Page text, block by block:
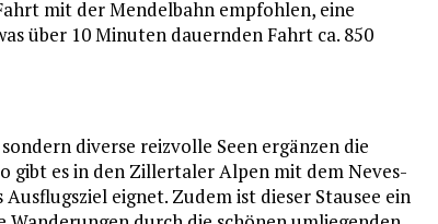
mit der Mendelbahn empfohlen, eine
über 10 Minuten dauernden Fahrt ca. 850
diverse reizvolle Seen ergänzen die
gibt es in den Zillertaler Alpen mit dem Neves-
Ausflugsziel eignet. Zudem ist dieser Stausee ein